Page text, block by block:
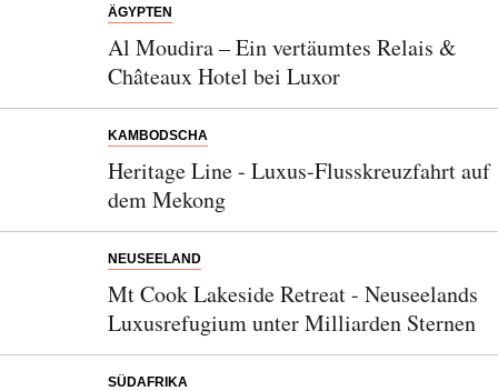
ÄGYPTEN
Al Moudira – Ein vertäumtes Relais &
Châteaux Hotel bei Luxor
KAMBODSCHA
Heritage Line - Luxus-Flusskreuzfahrt auf
dem Mekong
NEUSEELAND
Mt Cook Lakeside Retreat - Neuseelands
Luxusrefugium unter Milliarden Sternen
SÜDAFRIKA
zur Kenntnis genommen und akzeptiere diese.
SENDEN